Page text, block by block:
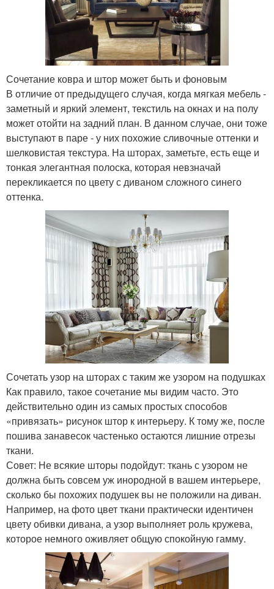
Сочетание ковра и штор может быть и фоновым
В отличие от предыдущего случая, когда мягкая мебель -
заметный и яркий элемент, текстиль на окнах и на полу
может отойти на задний план. В данном случае, они тоже
выступают в паре - у них похожие сливочные оттенки и
шелковистая текстура. На шторах, заметьте, есть еще и
тонкая элегантная полоска, которая невзначай
перекликается по цвету с диваном сложного синего
оттенка.
Сочетать узор на шторах с таким же узором на подушках
Как правило, такое сочетание мы видим часто. Это
действительно один из самых простых способов
«привязать» рисунок штор к интерьеру. К тому же, после
пошива занавесок частенько остаются лишние отрезы
ткани.
Совет: Не всякие шторы подойдут: ткань с узором не
должна быть совсем уж инородной в вашем интерьере,
сколько бы похожих подушек вы не положили на диван.
Например, на фото цвет ткани практически идентичен
цвету обивки дивана, а узор выполняет роль кружева,
которое немного оживляет общую спокойную гамму.